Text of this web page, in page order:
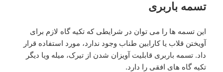
تسمه باربری
این تسمه ها را می توان در شرایطی که تکیه گاه لازم برای
آویختن قلاب یا کارابین طناب وجود ندارد، مورد استفاده قرار
داد. تسمه باربری قابلیت آویزان شدن از تیرک، میله ویا دیگر
تکیه گاه های افقی را دارد.